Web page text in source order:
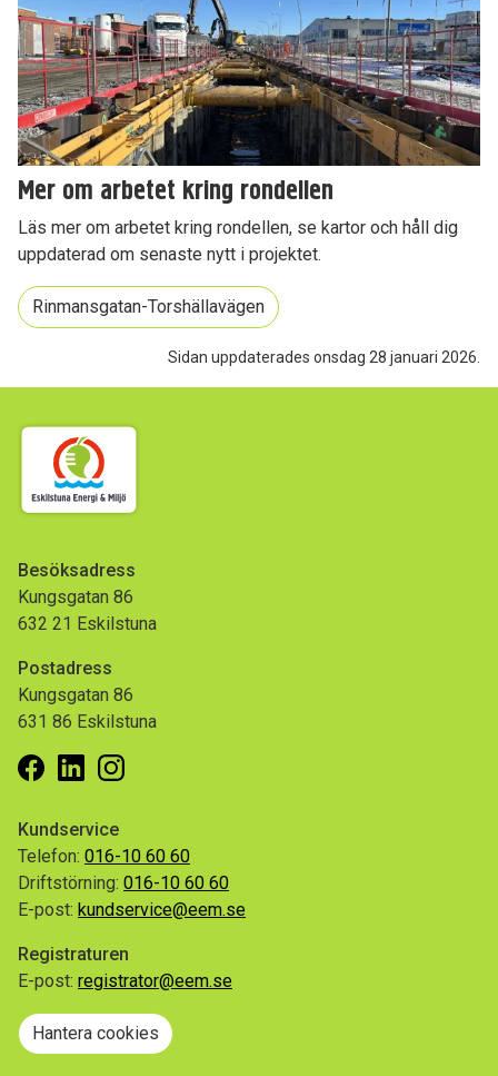
Mer om arbetet kring rondellen
Läs mer om arbetet kring rondellen, se kartor och håll dig
uppdaterad om senaste nytt i projektet.
Rinmansgatan-Torshällavägen
Sidan uppdaterades onsdag 28 januari 2026.
Besöksadress
Kungsgatan 86
632 21 Eskilstuna
Postadress
Kungsgatan 86
631 86 Eskilstuna
Facebook
LinkedinInstagram
Kundservice
Telefon: 016-10 60 60
Driftstörning: 016-10 60 60
E-post: kundservice@eem.se
Registraturen
E-post: registrator@eem.se
Hantera cookies